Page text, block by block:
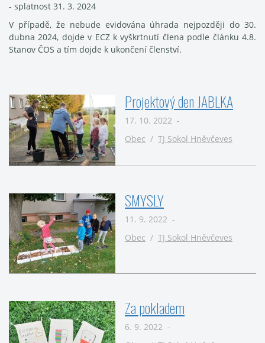
- splatnost 31. 3. 2024
V případě, že nebude evidována úhrada nejpozději do 30.
dubna 2024, dojde v ECZ k vyškrtnutí člena podle článku 4.8.
Stanov ČOS a tím dojde k ukončení členství.
Projektový den JABLKA
17. 10. 2022 -
Obec / TJ Sokol Hněvčeves
SMYSLY
11. 9. 2022 -
Obec / TJ Sokol Hněvčeves
Za pokladem
6. 9. 2022 -